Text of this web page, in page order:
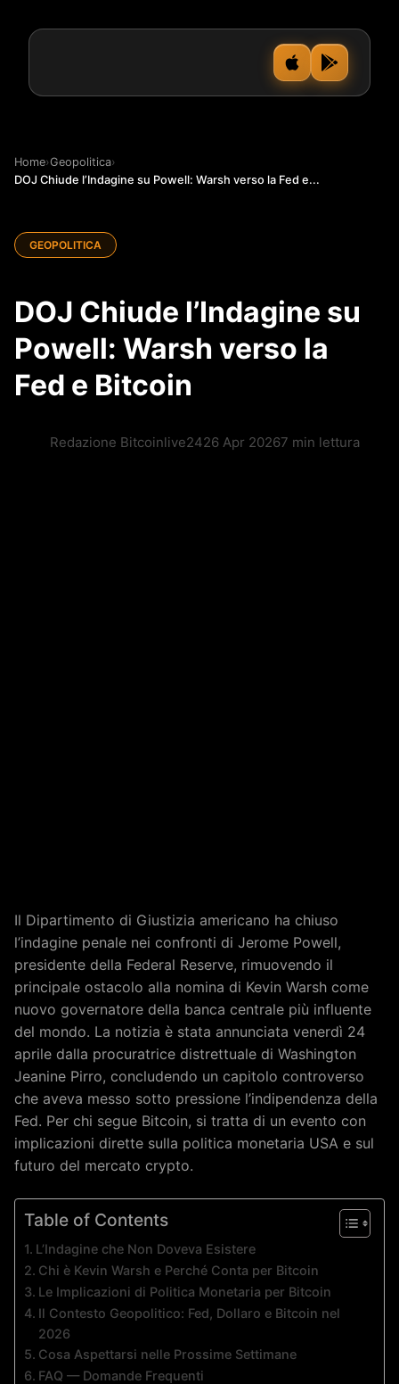
Home›Geopolitica›
DOJ Chiude l’Indagine su Powell: Warsh verso la Fed e...
GEOPOLITICA
DOJ Chiude l’Indagine su
Powell: Warsh verso la
Fed e Bitcoin
Redazione Bitcoinlive2426 Apr 20267 min lettura
Il Dipartimento di Giustizia americano ha chiuso
l’indagine penale nei confronti di Jerome Powell,
presidente della Federal Reserve, rimuovendo il
principale ostacolo alla nomina di Kevin Warsh come
nuovo governatore della banca centrale più influente
del mondo. La notizia è stata annunciata venerdì 24
aprile dalla procuratrice distrettuale di Washington
Jeanine Pirro, concludendo un capitolo controverso
che aveva messo sotto pressione l’indipendenza della
Fed. Per chi segue Bitcoin, si tratta di un evento con
implicazioni dirette sulla politica monetaria USA e sul
futuro del mercato crypto.
Table of Contents
L’Indagine che Non Doveva Esistere
Chi è Kevin Warsh e Perché Conta per Bitcoin
Le Implicazioni di Politica Monetaria per Bitcoin
Il Contesto Geopolitico: Fed, Dollaro e Bitcoin nel
2026
Cosa Aspettarsi nelle Prossime Settimane
FAQ — Domande Frequenti